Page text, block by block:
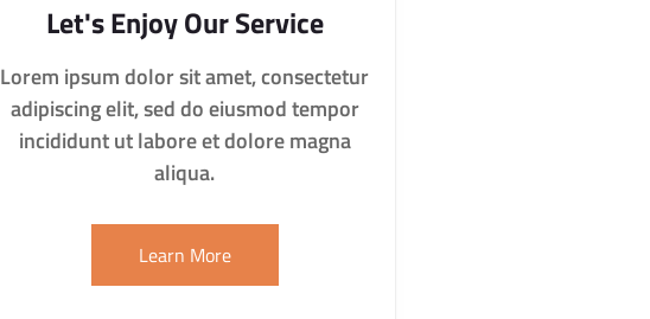
Let's Enjoy Our Service
Lorem ipsum dolor sit amet, consectetur
adipiscing elit, sed do eiusmod tempor
incididunt ut labore et dolore magna
aliqua.
Learn More